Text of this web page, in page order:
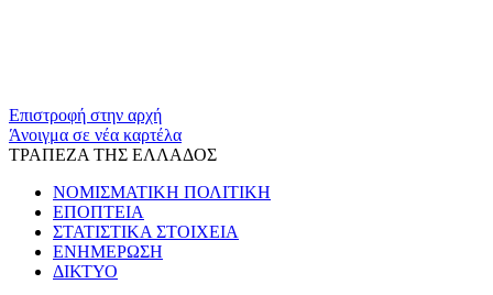
Επιστροφή στην αρχή
Άνοιγμα σε νέα καρτέλα
ΤΡΑΠΕΖΑ ΤΗΣ ΕΛΛΑΔΟΣ
ΝΟΜΙΣΜΑΤΙΚΗ ΠΟΛΙΤΙΚΗ
ΕΠΟΠΤΕΙΑ
ΣΤΑΤΙΣΤΙΚΑ ΣΤΟΙΧΕΙΑ
ΕΝΗΜΕΡΩΣΗ
ΔΙΚΤΥΟ